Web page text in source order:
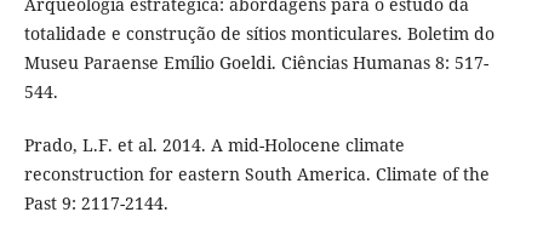
totalidade e construção de sítios monticulares. Boletim do
Museu Paraense Emílio Goeldi. Ciências Humanas 8: 517-
544.
Prado, L.F. et al. 2014. A mid-Holocene climate
reconstruction for eastern South America. Climate of the
Past 9: 2117-2144.